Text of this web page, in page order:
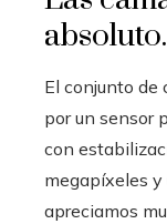
absoluto.
El conjunto de
por un sensor
con
megapíxeles y
apreciamos